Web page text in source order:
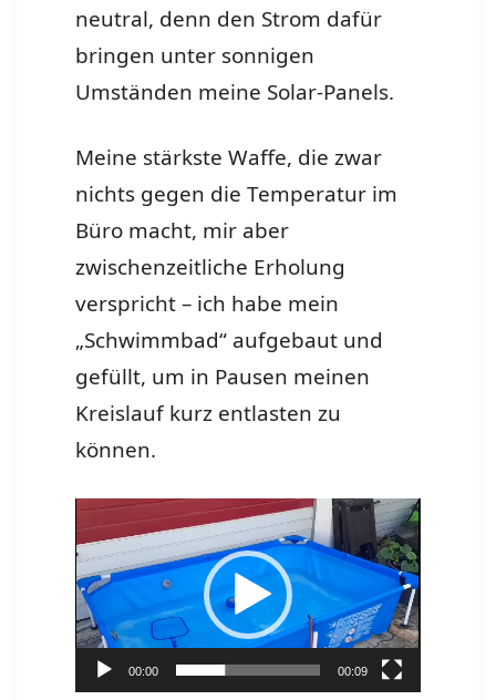
neutral, denn den Strom dafür
bringen unter sonnigen
Umständen meine Solar-Panels.
Meine stärkste Waffe, die zwar
nichts gegen die Temperatur im
Büro macht, mir aber
zwischenzeitliche Erholung
verspricht – ich habe mein
„Schwimmbad“ aufgebaut und
gefüllt, um in Pausen meinen
Kreislauf kurz entlasten zu
können.
Video-
Player
00:00 00:09